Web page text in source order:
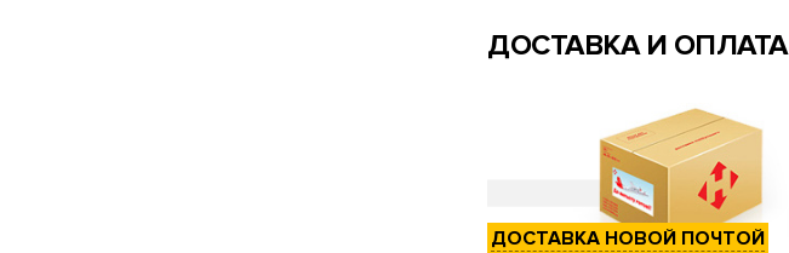
ДОСТАВКА И ОПЛАТА
ДОСТАВКА НОВОЙ ПОЧТОЙ